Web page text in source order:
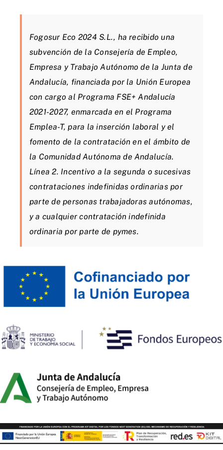
Fogosur Eco 2024 S.L., ha recibido una
subvención de la Consejería de Empleo,
Empresa y Trabajo Autónomo de la Junta de
Andalucía, financiada por la Unión Europea
con cargo al Programa FSE+ Andalucía
2021-2027, enmarcada en el Programa
Emplea-T, para la inserción laboral y el
fomento de la contratación en el ámbito de
la Comunidad Autónoma de Andalucía.
Línea 2. Incentivo a la segunda o sucesivas
contrataciones indefinidas ordinarias por
parte de personas trabajadoras autónomas,
y a cualquier contratación indefinida
ordinaria por parte de pymes.